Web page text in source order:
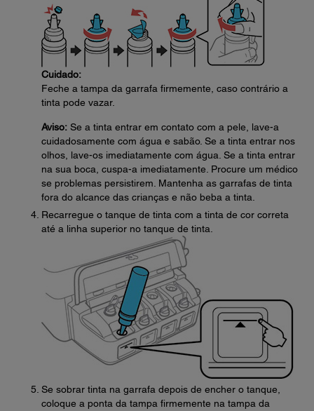
Cuidado:
Feche a tampa da garrafa firmemente, caso contrário a
tinta pode vazar.
Aviso: Se a tinta entrar em contato com a pele, lave-a
cuidadosamente com água e sabão. Se a tinta entrar nos
olhos, lave-os imediatamente com água. Se a tinta entrar
na sua boca, cuspa-a imediatamente. Procure um médico
se problemas persistirem. Mantenha as garrafas de tinta
fora do alcance das crianças e não beba a tinta.
Recarregue o tanque de tinta com a tinta de cor correta
até a linha superior no tanque de tinta.
Se sobrar tinta na garrafa depois de encher o tanque,
coloque a ponta da tampa firmemente na tampa da